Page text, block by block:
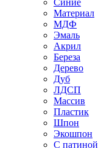
Синие
Материал
МДФ
Эмаль
Акрил
Береза
Дерево
Дуб
ЛДСП
Массив
Пластик
Шпон
Экошпон
С патиной